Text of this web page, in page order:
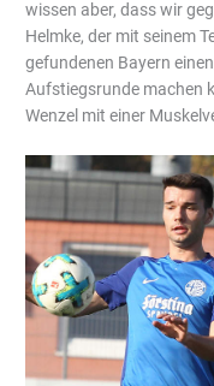
wissen aber, dass wir
Helmke, der mit seinem
gefundenen Bayern
Aufstiegsrunde machen
Wenzel mit einer